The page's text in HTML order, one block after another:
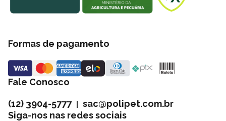
Formas de pagamento
Fale Conosco
(12) 3904-5777| sac@polipet.com.br
Siga-nos nas redes sociais